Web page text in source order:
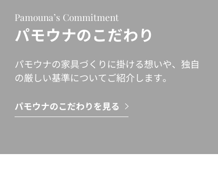
Pamouna’s Commitment
パモウナのこだわり
パモウナの家具づくりに掛ける想いや、独自
の厳しい基準についてご紹介します。
パモウナのこだわりを見る